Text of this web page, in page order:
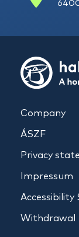
Company
ÁSZF
Privacy
Impressum
Withdrawal